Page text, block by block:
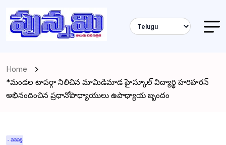
Home
*మండల టాపర్గా నిలిచిన మామిడిమాడ హైస్కూల్ విద్యార్థి హరిహరన్
అభినందించిన ప్రధానోపాధ్యాయులు ఉపాధ్యాయ బృందం
- వనపర్తి